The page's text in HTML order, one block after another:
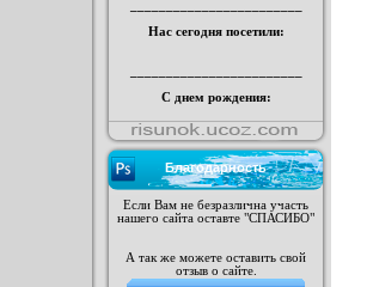
Нас сегодня посетили:
С днем рождения:
Благодарность
Если Вам не безразлична участь
нашего сайта оставте "СПАСИБО"
А так же можете оставить свой
отзыв о сайте.